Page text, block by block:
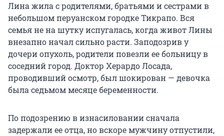
Лина жила с родителями, братьями и сестрами в
небольшом перуанском городке Тикрапо. Вся
семья не на шутку испугалась, когда живот Лины
внезапно начал сильно расти. Заподозрив у
дочери опухоль, родители повезли ее больницу в
соседний город. Доктор Херардо Лосада,
проводивший осмотр, был шокирован — девочка
была седьмом месяце беременности.
По подозрению в изнасиловании сначала
задержали ее отца, но вскоре мужчину отпустили,